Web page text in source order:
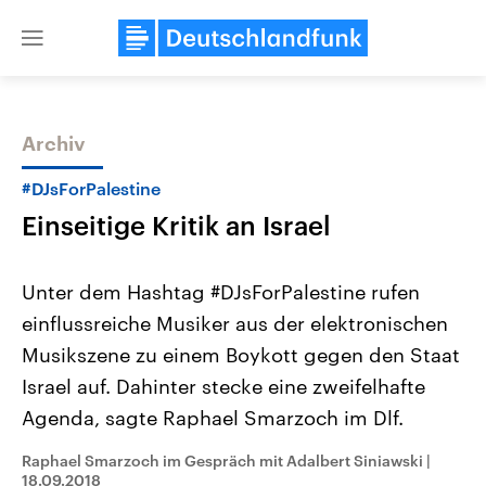
Close
Themen
Landtagswahl Sachsen-Anhalt
2026
Alle Informationen
Sachsen-Anhalt wählt am 6.
Landtag. Seit 2021 wird das
Bundesland von einer Koalition aus
Aktuelle Beiträge,
Hintergründe
Wirtschaftlich und
den mächtigsten Ländern
Archiv
#DJsForPalestine
Einseitige Kritik an Israel
Unter dem Hashtag #DJsForPalestine rufen
einflussreiche Musiker aus der elektronischen
Musikszene zu einem Boykott gegen den Staat
Israel auf. Dahinter stecke eine zweifelhafte
Agenda, sagte Raphael Smarzoch im Dlf.
Raphael Smarzoch im Gespräch mit Adalbert Siniawski |
18.09.2018